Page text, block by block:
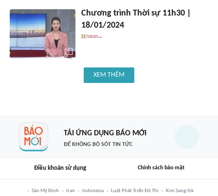
Chương trình Thời sự 11h30 |
18/01/2024
XEM THÊM
TẢI ỨNG DỤNG BÁO MỚI
ĐỂ KHÔNG BỎ SÓT TIN TỨC
Điều khoản sử dụng Chính sách bảo mật
Sân Mỹ Đình Iran Indonesia Luật Phát Triển Đô Thị Kim Sang-Sik